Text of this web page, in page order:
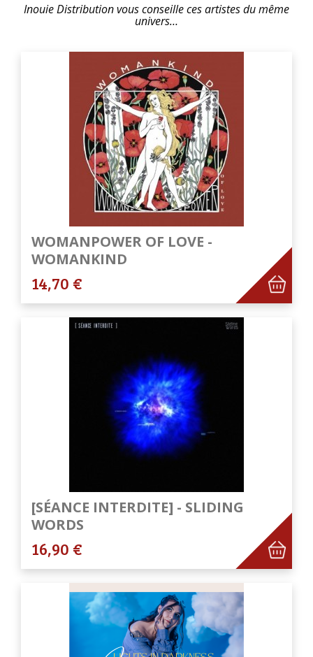
Inouie Distribution vous conseille ces artistes du même
univers…
WOMANPOWER OF LOVE -
WOMANKIND
14,70 €
[SÉANCE INTERDITE] - SLIDING
WORDS
16,90 €